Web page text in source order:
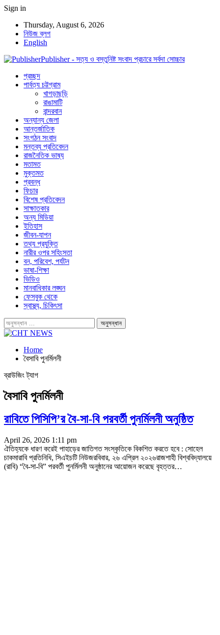
Sign in
Thursday, August 6, 2026
নিউজ ব্লগ
English
Publisher - সত্য ও বস্তুনিষ্ট সংবাদ প্রচারে সর্বদা সোচ্চার
প্রচ্ছদ
পার্বত্য চট্টগ্রাম
খাগড়াছড়ি
রাঙামাটি
বান্দরবান
অন্যান্য জেলা
আন্তর্জাতিক
সংগঠন সংবাদ
মন্তব্য প্রতিবেদন
রাজনৈতিক ভাষ্য
মতামত
মুক্তমত
প্রবন্ধ
ফিচার
বিশেষ প্রতিবেদন
সাক্ষাতকার
অন্য মিডিয়া
ইতিহাস
জীবন-যাপন
তথ্য প্রযুক্তি
নারীর ওপর সহিংসতা
বন, পরিবেশ, পর্যটন
ভাষা-শিক্ষা
ভিডিও
মানবাধিকার লঙ্ঘন
ফেসবুক থেকে
স্বাস্থ্য, চিকিৎসা
Home
বৈসাবি পুনর্মিলনী
ব্রাউজিং ট্যাগ
বৈসাবি পুনর্মিলনী
রাবিতে পিসিপি’র বৈ-সা-বি পরবর্তী পুনর্মিলনী অনুষ্ঠিত
April 26, 2026 1:11 pm
ঐতিহ্যকে ধারণ করেই পাহাড়ের জাতিগত সংস্কৃতিকে বিকশিত করতে হবে : সোহেল
চাকমারাবি প্রতিনিধি, সিএইচটি নিউজরবিবার, ২৬ এপ্রিল ২০২৬রাজশাহী বিশ্ববিদ্যালয়ে
(রাবি) “বৈ-সা-বি” পরবর্তী পুনর্মিলনী অনুষ্ঠানের আয়োজন করেছে বৃহত্তর…